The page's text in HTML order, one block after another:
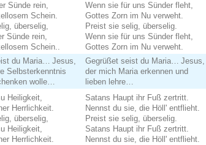
Sünde rein,
Schein.
überselig,
Sünde rein,
Schein..
Wenn sie für uns Sünder fleht,
Gottes Zorn im Nu verweht.
Preist sie selig, überselig.
Wenn sie für uns Sünder fleht,
Gottes Zorn im Nu verweht.
du Maria… Jesus,
Selbsterkenntnis
wolle…
Gegrüßet seist du Maria… Jesus,
der mich Maria erkennen und
lieben lehre…
Heiligkeit,
Herrlichkeit.
überselig,
Heiligkeit,
Herrlichkeit.
Satans Haupt ihr Fuß zertritt.
Nennst du sie, die Höll' entflieht.
Preist sie selig, überselig.
Satans Haupt ihr Fuß zertritt.
Nennst du sie, die Höll' entflieht.